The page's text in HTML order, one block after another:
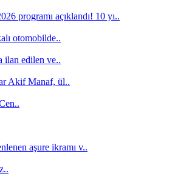
programı açıklandı! 10 yı..
otomobilde..
ilan edilen ve..
Akif Manaf, ül..
aşure ikramı v..